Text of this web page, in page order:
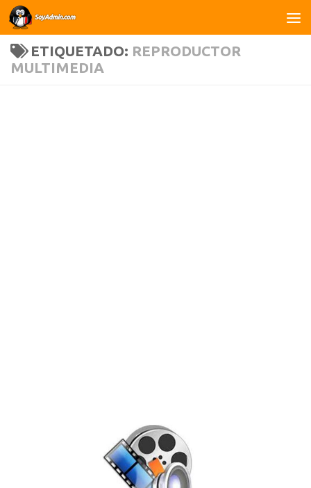
Saltar al contenido
ETIQUETADO: REPRODUCTOR
MULTIMEDIA